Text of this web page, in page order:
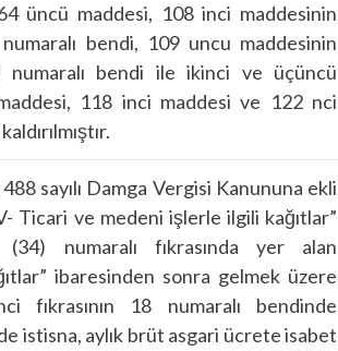
üncü maddesi, 108 inci maddesinin
numaralı bendi, 109 uncu maddesinin
numaralı bendi ile ikinci ve üçüncü
118 inci maddesi ve 122 nci
sayılı Damga Vergisi Kanununa ekli
Ticari ve medeni işlerle ilgili kağıtlar”
(34) numaralı fıkrasında yer alan
ibaresinden sonra gelmek üzere
fıkrasının 18 numaralı bendinde
istisna, aylık brüt asgari ücrete isabet